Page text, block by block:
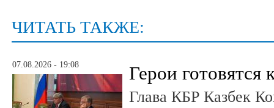
ЧИТАТЬ ТАКЖЕ:
07.08.2026 - 19:08 Герои готовятся
Глава КБР Казбек